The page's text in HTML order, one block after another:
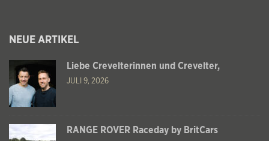
NEUE ARTIKEL
Liebe Crevelterinnen und Crevelter,
JULI 9, 2026
RANGE ROVER Raceday by BritCars